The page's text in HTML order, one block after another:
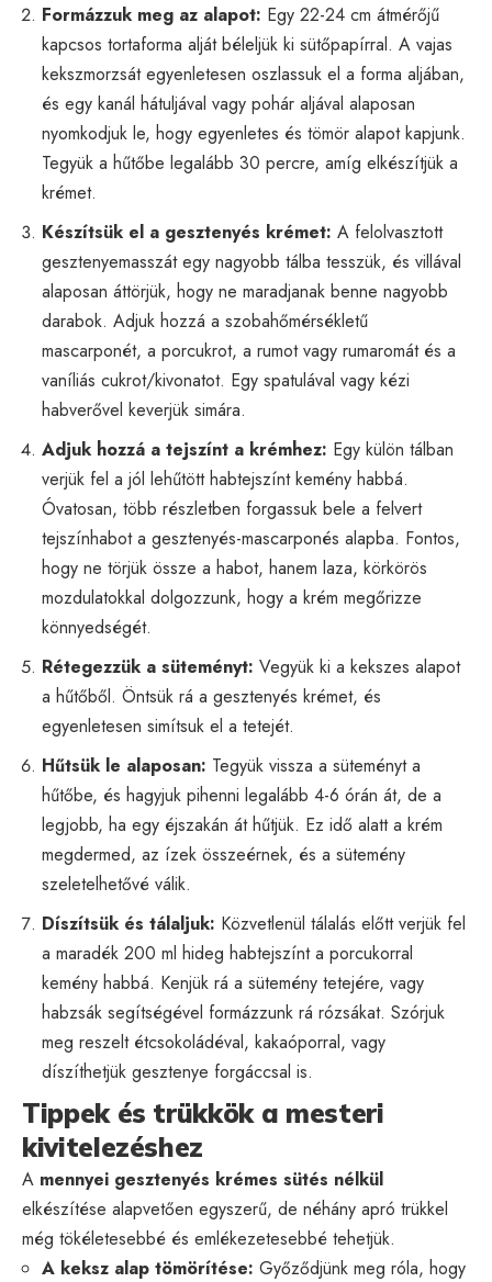
Formázzuk meg az alapot: Egy 22-24 cm átmérőjű
kapcsos tortaforma alját béleljük ki sütőpapírral. A vajas
kekszmorzsát egyenletesen oszlassuk el a forma aljában,
és egy kanál hátuljával vagy pohár aljával alaposan
nyomkodjuk le, hogy egyenletes és tömör alapot kapjunk.
Tegyük a hűtőbe legalább 30 percre, amíg elkészítjük a
krémet.
Készítsük el a gesztenyés krémet: A felolvasztott
gesztenyemasszát egy nagyobb tálba tesszük, és villával
alaposan áttörjük, hogy ne maradjanak benne nagyobb
darabok. Adjuk hozzá a szobahőmérsékletű
mascarponét, a porcukrot, a rumot vagy rumaromát és a
vaníliás cukrot/kivonatot. Egy spatulával vagy kézi
habverővel keverjük simára.
Adjuk hozzá a tejszínt a krémhez: Egy külön tálban
verjük fel a jól lehűtött habtejszínt kemény habbá.
Óvatosan, több részletben forgassuk bele a felvert
tejszínhabot a gesztenyés-mascarponés alapba. Fontos,
hogy ne törjük össze a habot, hanem laza, körkörös
mozdulatokkal dolgozzunk, hogy a krém megőrizze
könnyedségét.
Rétegezzük a süteményt: Vegyük ki a kekszes alapot
a hűtőből. Öntsük rá a gesztenyés krémet, és
egyenletesen simítsuk el a tetejét.
Hűtsük le alaposan: Tegyük vissza a süteményt a
hűtőbe, és hagyjuk pihenni legalább 4-6 órán át, de a
legjobb, ha egy éjszakán át hűtjük. Ez idő alatt a krém
megdermed, az ízek összeérnek, és a sütemény
szeletelhetővé válik.
Díszítsük és tálaljuk: Közvetlenül tálalás előtt verjük fel
a maradék 200 ml hideg habtejszínt a porcukorral
kemény habbá. Kenjük rá a sütemény tetejére, vagy
habzsák segítségével formázzunk rá rózsákat. Szórjuk
meg reszelt étcsokoládéval, kakaóporral, vagy
díszíthetjük gesztenye forgáccsal is.
Tippek és trükkök a mesteri
kivitelezéshez
A mennyei gesztenyés krémes sütés nélkül
elkészítése alapvetően egyszerű, de néhány apró trükkel
még tökéletesebbé és emlékezetesebbé tehetjük.
A keksz alap tömörítése: Győződjünk meg róla, hogy